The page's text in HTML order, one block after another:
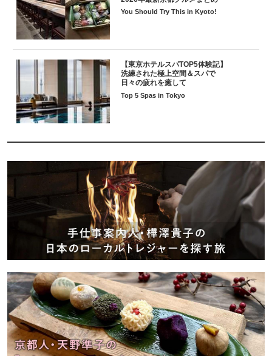
You Should Try This in Kyoto!
【東京ホテルスパTOP5体験記】
洗練された極上空間＆スパで
日々の疲れを癒して
Top 5 Spas in Tokyo